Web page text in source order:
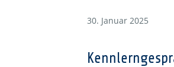
30. Januar 2025